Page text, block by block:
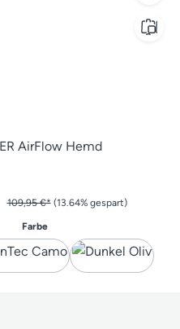
AirFlow Hemd
109,95 €* (13.64% gespart)
Farbeauswählen